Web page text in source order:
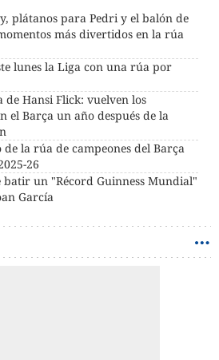
plátanos para Pedri y el balón de
más divertidos en la rúa
lunes la Liga con una rúa por
de Hansi Flick: vuelven los
el Barça un año después de la
la rúa de campeones del Barça
26
batir un "Récord Guinness Mundial"
García